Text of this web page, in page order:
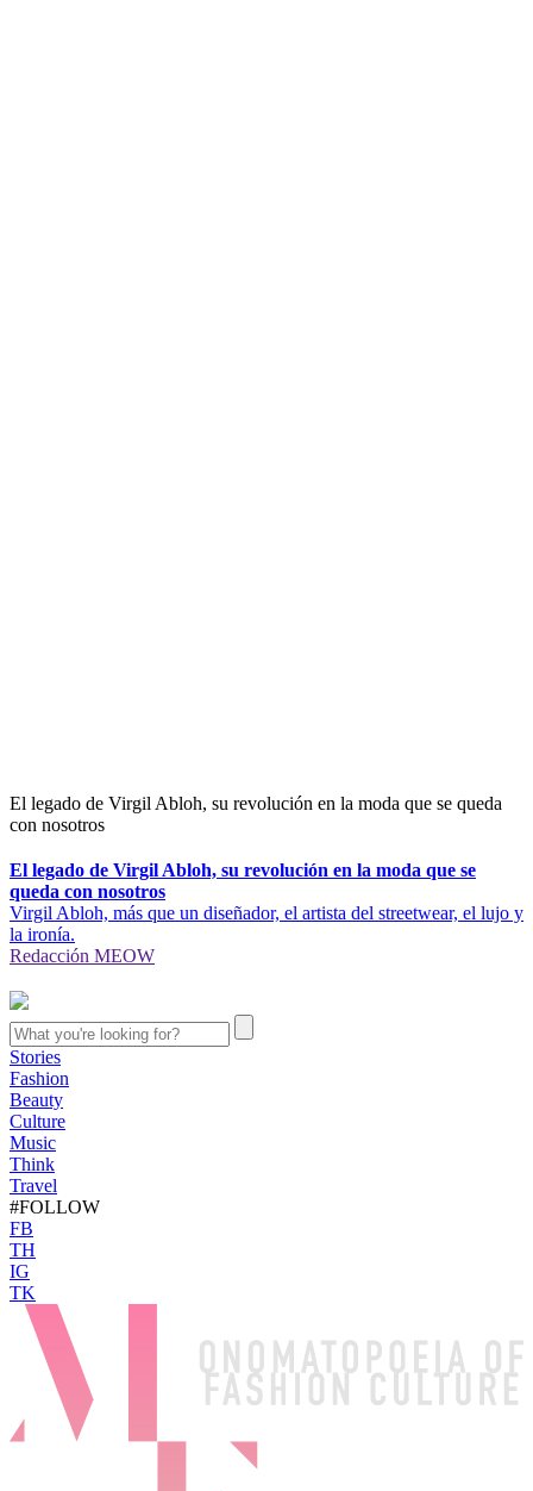
El legado de Virgil Abloh, su revolución en la moda que se queda
con nosotros
El legado de Virgil Abloh, su revolución en la moda que se
queda con nosotros
Virgil Abloh, más que un diseñador, el artista del streetwear, el lujo y
la ironía.
Redacción MEOW
Stories
Fashion
Beauty
Culture
Music
Think
Travel
#FOLLOW
FB
TH
IG
TK